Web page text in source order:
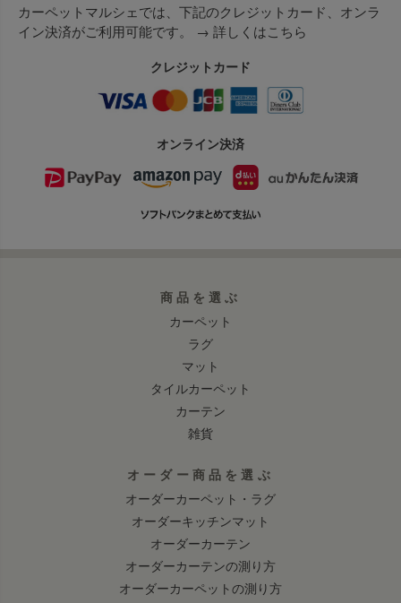
カーペットマルシェでは、下記のクレジットカード、オンラ
イン決済がご利用可能です。 → 詳しくはこちら
クレジットカード
オンライン決済
商品を選ぶ
カーペット
ラグ
マット
タイルカーペット
カーテン
雑貨
オーダー商品を選ぶ
オーダーカーペット・ラグ
オーダーキッチンマット
オーダーカーテン
オーダーカーテンの測り方
オーダーカーペットの測り方